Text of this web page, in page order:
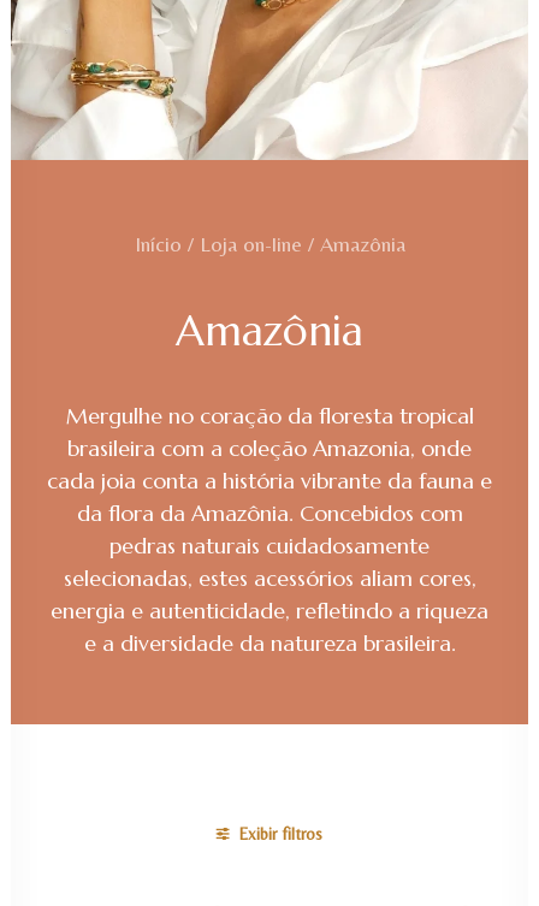
Início Loja on-line Amazônia
Amazônia
Mergulhe no coração da floresta tropical
brasileira com a coleção Amazonia, onde
cada joia conta a história vibrante da fauna e
da flora da Amazônia. Concebidos com
pedras naturais cuidadosamente
selecionadas, estes acessórios aliam cores,
energia e autenticidade, refletindo a riqueza
e a diversidade da natureza brasileira.
Exibir filtros